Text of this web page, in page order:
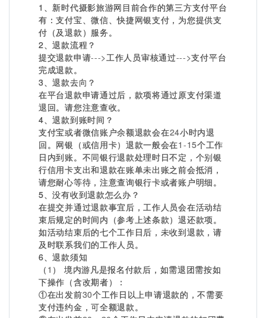
1、新时代摄影旅游网目前合作的第三方支付平台
有：支付宝、微信、快捷网银支付，为您提供支
付（及退款）服务。
2、退款流程？
提交退款申请--->工作人员审核通过--->支付平台
完成退款。
3、退款去向？
在平台退款申请通过后，款项将通过原支付渠道
退回。请您注意查收。
4、退款到账时间？
支付宝或者微信账户余额退款会在24小时内退
回。网银（或信用卡）退款一般会在1-15个工作
日内到账。不同银行退款处理时日不定，个别银
行信用卡支出和退款在账单未出账之前会抵消，
请您耐心等待，注意查询银行卡或者账户明细。
5、没有收到退款怎么办？
在提交并通过退款事宜后，工作人员会在活动结
束后规定的时间内（参考上述条款）退还款项。
如活动结束后的七个工作日后，未收到退款，请
及时联系我们的工作人员。
6、退款须知
（ 1 ） 境内游凡是报名付款后，如需退团需按如
下操作（含改期者）：
①在出发前30个工作日以上申请退款的，不需要
支付违约金，可全额退款。